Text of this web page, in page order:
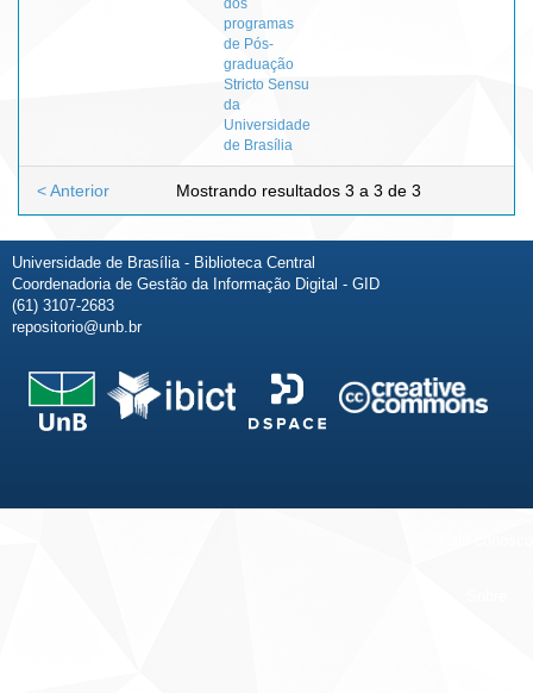
programas
de Pós-
graduação
Stricto Sensu
da
Universidade
de Brasília
Mostrando resultados 3 a 3 de 3
< Anterior
Universidade de Brasília - Biblioteca Central
Coordenadoria de Gestão da Informação Digital - GID
(61) 3107-2683
repositorio@unb.br